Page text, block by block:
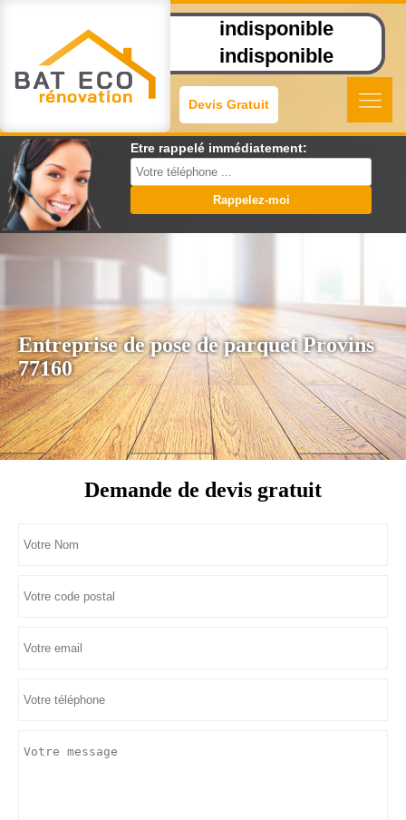
indisponible
indisponible
Devis Gratuit
Etre rappelé immédiatement:
Entreprise de pose de parquet Provins
77160
Demande de devis gratuit